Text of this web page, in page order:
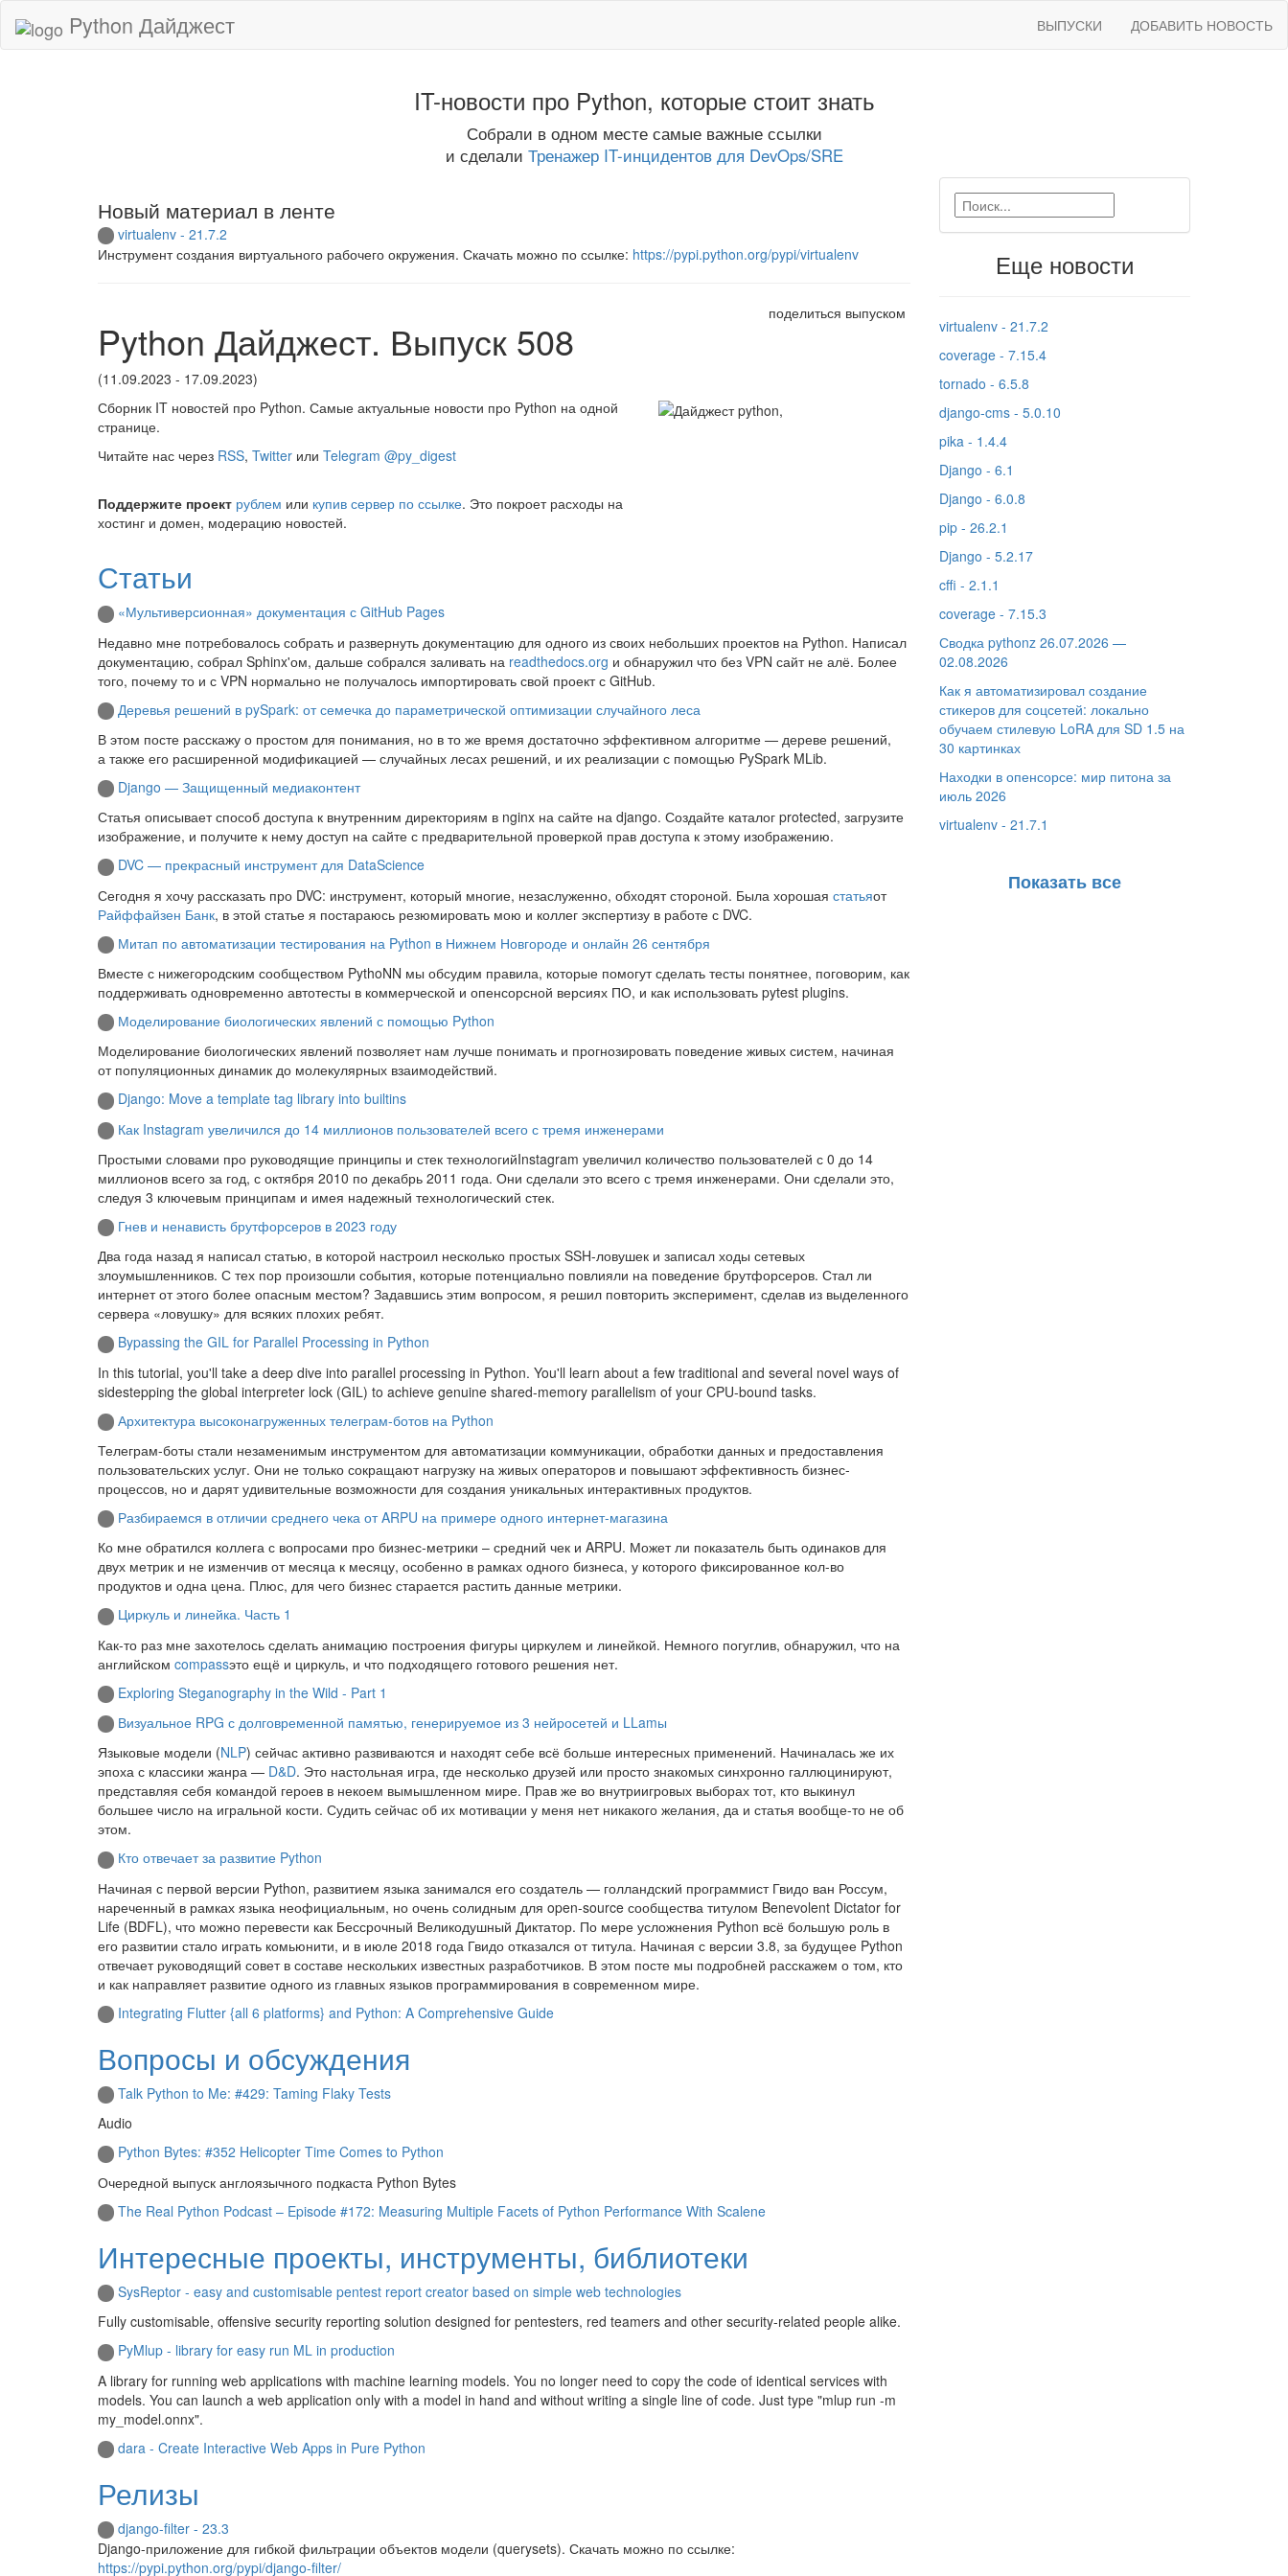
Python Дайджест ВЫПУСКИ ДОБАВИТЬ НОВОСТЬ
IT-новости про Python, которые стоит знать
Собрали в одном месте самые важные ссылки
и сделали Тренажер IT-инцидентов для DevOps/SRE
Новый материал в ленте
virtualenv - 21.7.2
Инструмент создания виртуального рабочего окружения. Скачать можно по ссылке: https://pypi.python.org/pypi/virtualenv
Python Дайджест. Выпуск 508
(11.09.2023 - 17.09.2023)
поделиться выпуском
Сборник IT новостей про Python. Самые актуальные новости про Python на одной
странице.
Читайте нас через RSS, Twitter или Telegram @py_digest
Поддержите проект рублем или купив сервер по ссылке. Это покроет расходы на
хостинг и домен, модерацию новостей.
Статьи
«Мультиверсионная» документация с GitHub Pages
Недавно мне потребовалось собрать и развернуть документацию для одного из своих небольших проектов на Python. Написал
документацию, собрал Sphinx'ом, дальше собрался заливать на readthedocs.org и обнаружил что без VPN сайт не алё. Более
того, почему то и с VPN нормально не получалось импортировать свой проект с GitHub.
Деревья решений в pySpark: от семечка до параметрической оптимизации случайного леса
В этом посте расскажу о простом для понимания, но в то же время достаточно эффективном алгоритме — дереве решений,
а также его расширенной модификацией — случайных лесах решений, и их реализации с помощью PySpark MLib.
Django — Защищенный медиаконтент
Статья описывает способ доступа к внутренним директориям в nginx на сайте на django. Создайте каталог protected, загрузите
изображение, и получите к нему доступ на сайте с предварительной проверкой прав доступа к этому изображению.
DVC — прекрасный инструмент для DataScience
Сегодня я хочу рассказать про DVC: инструмент, который многие, незаслуженно, обходят стороной. Была хорошая статьяот
Райффайзен Банк, в этой статье я постараюсь резюмировать мою и коллег экспертизу в работе с DVC.
Митап по автоматизации тестирования на Python в Нижнем Новгороде и онлайн 26 сентября
Вместе с нижегородским сообществом PythoNN мы обсудим правила, которые помогут сделать тесты понятнее, поговорим, как
поддерживать одновременно автотесты в коммерческой и опенсорсной версиях ПО, и как использовать pytest plugins.
Моделирование биологических явлений с помощью Python
Моделирование биологических явлений позволяет нам лучше понимать и прогнозировать поведение живых систем, начиная
от популяционных динамик до молекулярных взаимодействий.
Django: Move a template tag library into builtins
Как Instagram увеличился до 14 миллионов пользователей всего с тремя инженерами
Простыми словами про руководящие принципы и стек технологийInstagram увеличил количество пользователей с 0 до 14
миллионов всего за год, с октября 2010 по декабрь 2011 года. Они сделали это всего с тремя инженерами. Они сделали это,
следуя 3 ключевым принципам и имея надежный технологический стек.
Гнев и ненависть брутфорсеров в 2023 году
Два года назад я написал статью, в которой настроил несколько простых SSH-ловушек и записал ходы сетевых
злоумышленников. С тех пор произошли события, которые потенциально повлияли на поведение брутфорсеров. Стал ли
интернет от этого более опасным местом? Задавшись этим вопросом, я решил повторить эксперимент, сделав из выделенного
сервера «ловушку» для всяких плохих ребят.
Bypassing the GIL for Parallel Processing in Python
In this tutorial, you'll take a deep dive into parallel processing in Python. You'll learn about a few traditional and several novel ways of
sidestepping the global interpreter lock (GIL) to achieve genuine shared-memory parallelism of your CPU-bound tasks.
Архитектура высоконагруженных телеграм-ботов на Python
Телеграм-боты стали незаменимым инструментом для автоматизации коммуникации, обработки данных и предоставления
пользовательских услуг. Они не только сокращают нагрузку на живых операторов и повышают эффективность бизнес-
процессов, но и дарят удивительные возможности для создания уникальных интерактивных продуктов.
Разбираемся в отличии среднего чека от ARPU на примере одного интернет-магазина
Ко мне обратился коллега с вопросами про бизнес-метрики – средний чек и ARPU. Может ли показатель быть одинаков для
двух метрик и не изменчив от месяца к месяцу, особенно в рамках одного бизнеса, у которого фиксированное кол-во
продуктов и одна цена. Плюс, для чего бизнес старается растить данные метрики.
Циркуль и линейка. Часть 1
Как-то раз мне захотелось сделать анимацию построения фигуры циркулем и линейкой. Немного погуглив, обнаружил, что на
английском compassэто ещё и циркуль, и что подходящего готового решения нет.
Exploring Steganography in the Wild - Part 1
Визуальное RPG с долговременной памятью, генерируемое из 3 нейросетей и LLamы
Языковые модели (NLP) сейчас активно развиваются и находят себе всё больше интересных применений. Начиналась же их
эпоха с классики жанра — D&D. Это настольная игра, где несколько друзей или просто знакомых синхронно галлюцинируют,
представляя себя командой героев в некоем вымышленном мире. Прав же во внутриигровых выборах тот, кто выкинул
большее число на игральной кости. Судить сейчас об их мотивации у меня нет никакого желания, да и статья вообще-то не об
этом.
Кто отвечает за развитие Python
Начиная с первой версии Python, развитием языка занимался его создатель — голландский программист Гвидо ван Россум,
нареченный в рамках языка неофициальным, но очень солидным для open-source сообщества титулом Benevolent Dictator for
Life (BDFL), что можно перевести как Бессрочный Великодушный Диктатор. По мере усложнения Python всё большую роль в
его развитии стало играть комьюнити, и в июле 2018 года Гвидо отказался от титула. Начиная с версии 3.8, за будущее Python
отвечает руководящий совет в составе нескольких известных разработчиков. В этом посте мы подробней расскажем о том, кто
и как направляет развитие одного из главных языков программирования в современном мире.
Integrating Flutter {all 6 platforms} and Python: A Comprehensive Guide
Вопросы и обсуждения
Talk Python to Me: #429: Taming Flaky Tests
Audio
Python Bytes: #352 Helicopter Time Comes to Python
Очередной выпуск англоязычного подкаста Python Bytes
The Real Python Podcast – Episode #172: Measuring Multiple Facets of Python Performance With Scalene
Интересные проекты, инструменты, библиотеки
SysReptor - easy and customisable pentest report creator based on simple web technologies
Fully customisable, offensive security reporting solution designed for pentesters, red teamers and other security-related people alike.
PyMlup - library for easy run ML in production
A library for running web applications with machine learning models. You no longer need to copy the code of identical services with
models. You can launch a web application only with a model in hand and without writing a single line of code. Just type "mlup run -m
my_model.onnx".
dara - Create Interactive Web Apps in Pure Python
Релизы
django-filter - 23.3
Django-приложение для гибкой фильтрации объектов модели (querysets). Скачать можно по ссылке:
https://pypi.python.org/pypi/django-filter/
Еще новости
virtualenv - 21.7.2
coverage - 7.15.4
tornado - 6.5.8
django-cms - 5.0.10
pika - 1.4.4
Django - 6.1
Django - 6.0.8
pip - 26.2.1
Django - 5.2.17
cffi - 2.1.1
coverage - 7.15.3
Сводка pythonz 26.07.2026 —
02.08.2026
Как я автоматизировал создание
стикеров для соцсетей: локально
обучаем стилевую LoRA для SD 1.5 на
30 картинках
Находки в опенсорсе: мир питона за
июль 2026
virtualenv - 21.7.1
Показать все